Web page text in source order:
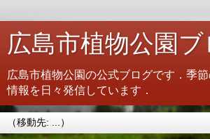
広島市植物公園
広島市植物公園の公式ブログです．季
情報を日々発信しています．